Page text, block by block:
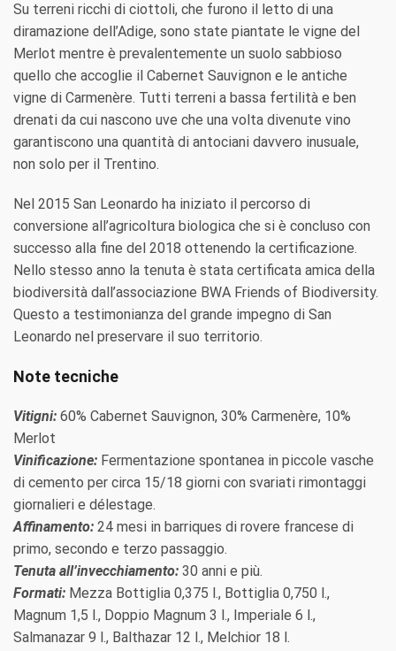
Su terreni ricchi di ciottoli, che furono il letto di una
diramazione dell’Adige, sono state piantate le vigne del
Merlot mentre è prevalentemente un suolo sabbioso
quello che accoglie il Cabernet Sauvignon e le antiche
vigne di Carmenère. Tutti terreni a bassa fertilità e ben
drenati da cui nascono uve che una volta divenute vino
garantiscono una quantità di antociani davvero inusuale,
non solo per il Trentino.
Nel 2015 San Leonardo ha iniziato il percorso di
conversione all’agricoltura biologica che si è concluso con
successo alla fine del 2018 ottenendo la certificazione.
Nello stesso anno la tenuta è stata certificata amica della
biodiversità dall’associazione BWA Friends of Biodiversity.
Questo a testimonianza del grande impegno di San
Leonardo nel preservare il suo territorio.
Note tecniche
Vitigni: 60% Cabernet Sauvignon, 30% Carmenère, 10%
Merlot
Vinificazione: Fermentazione spontanea in piccole vasche
di cemento per circa 15/18 giorni con svariati rimontaggi
giornalieri e délestage.
Affinamento: 24 mesi in barriques di rovere francese di
primo, secondo e terzo passaggio.
Tenuta all’invecchiamento: 30 anni e più.
Formati: Mezza Bottiglia 0,375 l., Bottiglia 0,750 l.,
Magnum 1,5 l., Doppio Magnum 3 l., Imperiale 6 l.,
Salmanazar 9 l., Balthazar 12 l., Melchior 18 l.